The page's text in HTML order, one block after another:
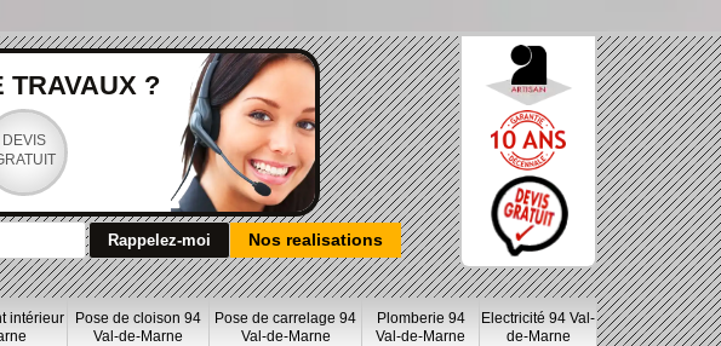
TRAVAUX ?
DEVIS
Nos realisations
intérieur
Pose de cloison 94
Val-de-Marne
Pose de carrelage 94
Val-de-Marne
Plomberie 94
Val-de-Marne
Electricité 94 Val-
de-Marne